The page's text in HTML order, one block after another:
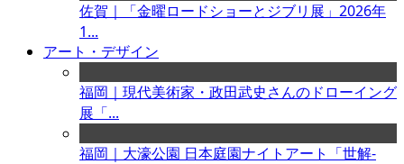
佐賀｜「金曜ロードショーとジブリ展」2026年
1...
アート・デザイン
福岡｜現代美術家・政田武史さんのドローイング
展「...
福岡｜大濠公園 日本庭園ナイトアート「世解-